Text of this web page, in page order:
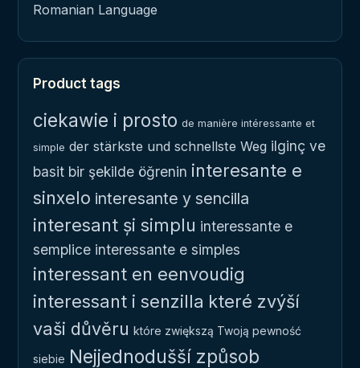
Romanian Language
Product tags
ciekawie i prosto de manière intéressante et
simple der stärkste und schnellste Weg ilginç ve
basit bir şekilde öğrenin interesante e
sinxelo interesante y sencilla
interesant și simplu interessante e
semplice interessante e simples
interessant en eenvoudig
interessant i senzilla které zvýší
vaši důvěru które zwiększą Twoją pewność
siebie Nejjednodušší způsob